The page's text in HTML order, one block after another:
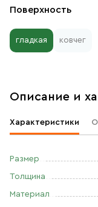
Поверхность
гладкая ковчег
Описание и
Характеристики
Размер
Толщина
Материал